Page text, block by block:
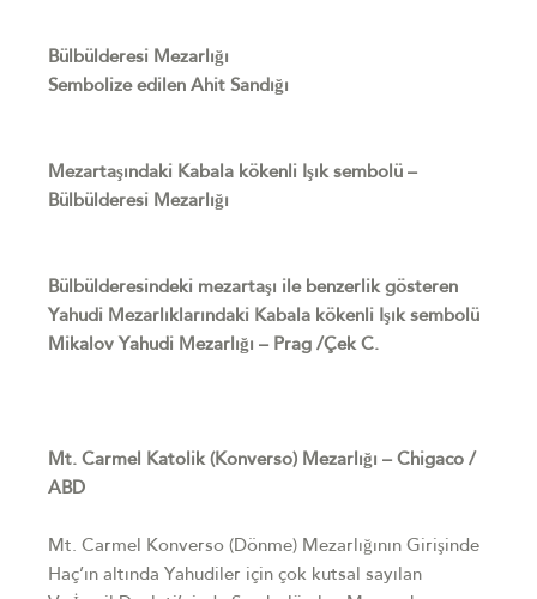
Bülbülderesi Mezarlığı
Sembolize edilen Ahit Sandığı
Mezartaşındaki Kabala kökenli Işık sembolü –
Bülbülderesi Mezarlığı
Bülbülderesindeki mezartaşı ile benzerlik gösteren
Yahudi Mezarlıklarındaki Kabala kökenli Işık sembolü
Mikalov Yahudi Mezarlığı – Prag /Çek C.
Mt. Carmel Katolik (Konverso) Mezarlığı – Chigaco /
ABD
Mt. Carmel Konverso (Dönme) Mezarlığının Girişinde
Haç’ın altında Yahudiler için çok kutsal sayılan